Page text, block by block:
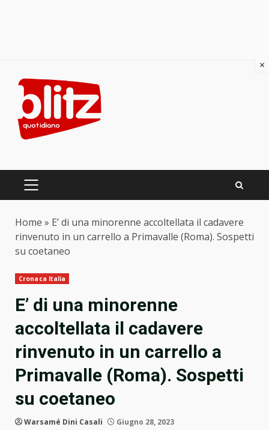
content
PRIMARY
Home » E’ di una minorenne accoltellata il cadavere
rinvenuto in un carrello a Primavalle (Roma). Sospetti
su coetaneo
Cronaca Italia
E’ di una minorenne
accoltellata il cadavere
rinvenuto in un carrello a
Primavalle (Roma). Sospetti
su coetaneo
Warsamé Dini Casali Giugno 28, 2023
×